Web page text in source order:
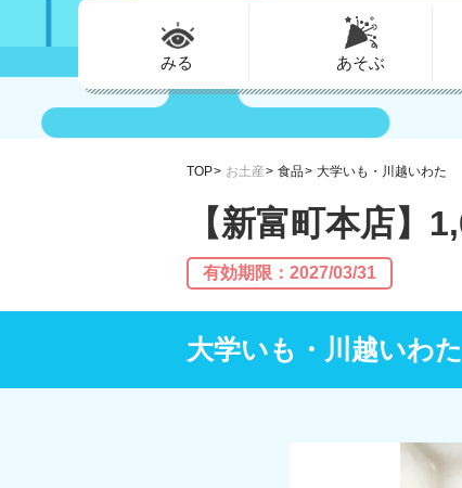
みる あそぶ
TOP お土産 食品 大学いも・川越いわた
【新富町本店】
有効期限：2027/03/31
大学いも・川越いわた